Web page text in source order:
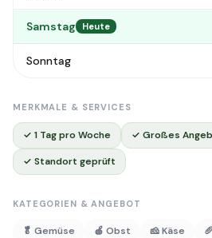
Samstag Heute
Sonntag
MERKMALE & SERVICES
✓ 1 Tag pro Woche ✓ Großes
✓ Standort geprüft
KATEGORIEN & ANGEBOT
🥬 Gemüse 🍎 Obst 🧀 Käse